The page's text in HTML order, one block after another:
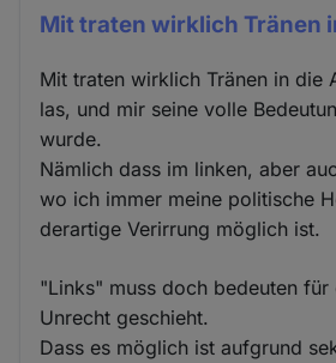
Mit traten wirklich Tränen
Mit traten wirklich Tränen in die
las, und mir seine volle
wurde.
Nämlich dass im linken, aber
wo ich immer meine politische
derartige Verirrung möglich ist.
"Links" muss doch bedeuten für
Unrecht geschieht.
Dass es möglich ist aufgrund